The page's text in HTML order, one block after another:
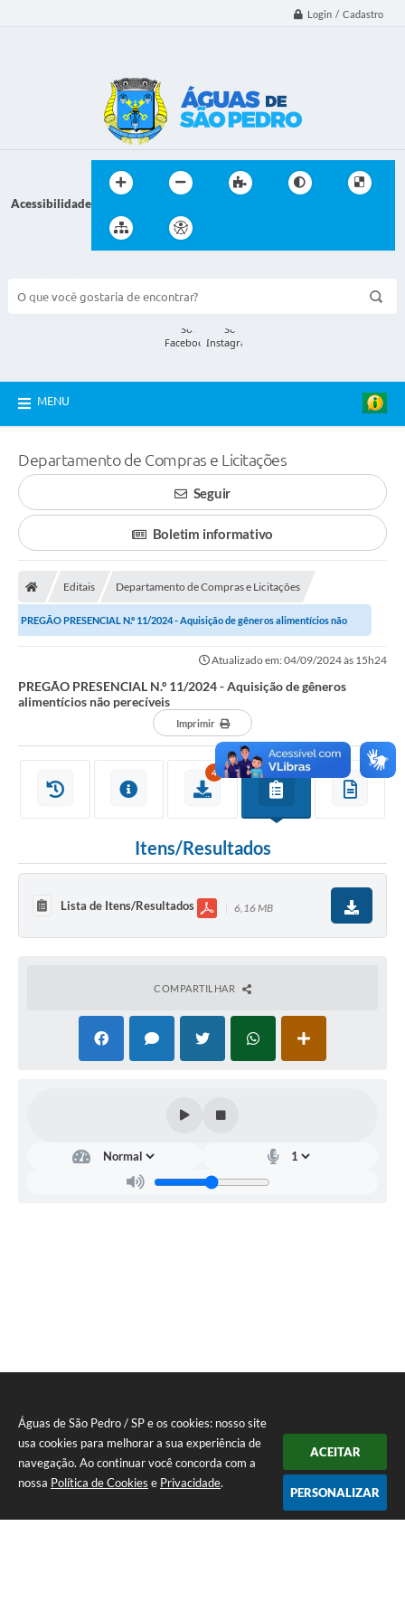
Águas de São Pedro / SP e os cookies: nosso site
usa cookies para melhorar a sua experiência de
navegação. Ao continuar você concorda com a
nossa Política de Cookies e Privacidade.
ACEITAR
PERSONALIZAR
Login / Cadastro
Acessibilidade
MENU
Departamento de Compras e Licitações
Seguir
Boletim informativo
Editais Departamento de Compras e Licitações
PREGÃO PRESENCIAL N.º 11/2024 - Aquisição de gêneros alimentícios não
Atualizado em: 04/09/2024 às 15h24
PREGÃO PRESENCIAL N.º 11/2024 - Aquisição de gêneros
alimentícios não perecíveis
Imprimir
4
Itens/Resultados
Lista de Itens/Resultados 6,16 MB
COMPARTILHAR